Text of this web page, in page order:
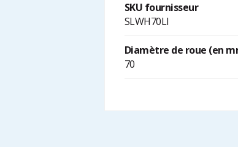
SKU fournisseur
SLWH70LI
Diamètre de roue (en
70